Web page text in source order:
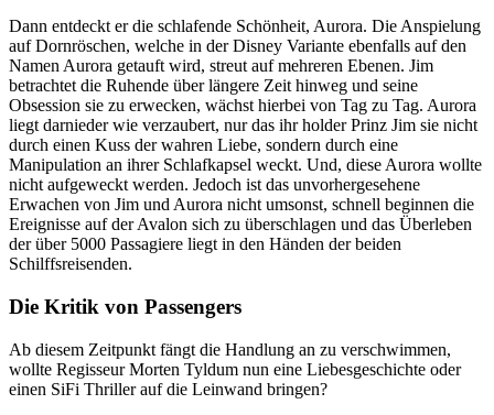
Dann entdeckt er die schlafende Schönheit, Aurora. Die Anspielung
auf Dornröschen, welche in der Disney Variante ebenfalls auf den
Namen Aurora getauft wird, streut auf mehreren Ebenen. Jim
betrachtet die Ruhende über längere Zeit hinweg und seine
Obsession sie zu erwecken, wächst hierbei von Tag zu Tag. Aurora
liegt darnieder wie verzaubert, nur das ihr holder Prinz Jim sie nicht
durch einen Kuss der wahren Liebe, sondern durch eine
Manipulation an ihrer Schlafkapsel weckt. Und, diese Aurora wollte
nicht aufgeweckt werden. Jedoch ist das unvorhergesehene
Erwachen von Jim und Aurora nicht umsonst, schnell beginnen die
Ereignisse auf der Avalon sich zu überschlagen und das Überleben
der über 5000 Passagiere liegt in den Händen der beiden
Schilffsreisenden.
Die Kritik von Passengers
Ab diesem Zeitpunkt fängt die Handlung an zu verschwimmen,
wollte Regisseur Morten Tyldum nun eine Liebesgeschichte oder
einen SiFi Thriller auf die Leinwand bringen?